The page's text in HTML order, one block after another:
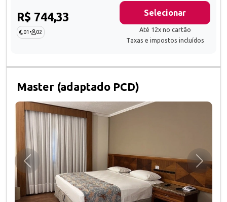
R$ 744,33
01 • 02
Selecionar
Até 12x no cartão
Taxas e impostos incluídos
Master (adaptado PCD)
Anterior